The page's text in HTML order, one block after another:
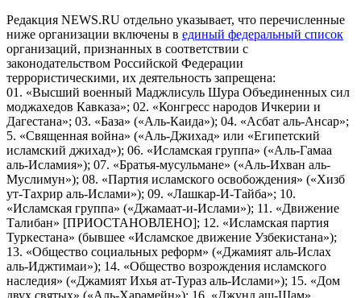
Редакция NEWS.RU отдельно указывает, что перечисленные
ниже организации включены в единый федеральный список
организаций, признанных в соответствии с
законодательством Российской Федерации
террористическими, их деятельность запрещена:
01. «Высший военный Маджлисуль Шура Объединенных сил
моджахедов Кавказа»; 02. «Конгресс народов Ичкерии и
Дагестана»; 03. «База» («Аль-Каида»); 04. «Асбат аль-Ансар»;
5. «Священная война» («Аль-Джихад» или «Египетский
исламский джихад»); 06. «Исламская группа» («Аль-Гамаа
аль-Исламия»); 07. «Братья-мусульмане» («Аль-Ихван аль-
Муслимун»); 08. «Партия исламского освобождения» («Хизб
ут-Тахрир аль-Ислами»); 09. «Лашкар-И-Тайба»; 10.
«Исламская группа» («Джамаат-и-Ислами»); 11. «Движение
Талибан» [ПРИОСТАНОВЛЕНО]; 12. «Исламская партия
Туркестана» (бывшее «Исламское движение Узбекистана»);
13. «Общество социальных реформ» («Джамият аль-Ислах
аль-Иджтимаи»); 14. «Общество возрождения исламского
наследия» («Джамият Ихья ат-Тураз аль-Ислами»); 15. «Дом
двух святых» («Аль-Харамейн»); 16. «Джунд аш-Шам»